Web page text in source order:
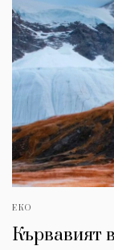
ЕКО
Кървавият